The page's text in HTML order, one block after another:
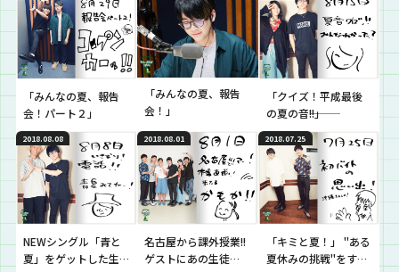
「みんなの夏、報告
会！パート２」
「みんなの夏、報告
会！」
「クイズ！平成最後
の夏の音―――!!」
2018.08.08
NEWシングル「青と
夏」をゲットした生
2018.08.01
名古屋から課外授業!!
ゲストにあの生徒
2018.07.25
「キミと夏！」 "ある
夏休みの挑戦"をする